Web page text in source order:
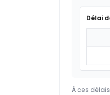
Délai
À ces